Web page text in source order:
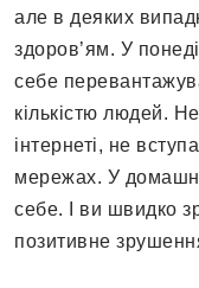
але в деяких
здоров’ям. У
себе
кількістю людей.
інтернеті, не
мережах. У
себе. І ви швидко
позитивне